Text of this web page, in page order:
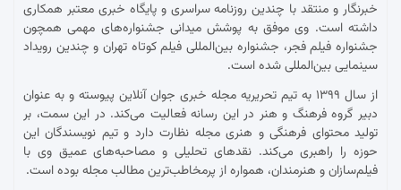
خبرنگار و منتقد با چندین روزنامه سراسری و پایگاه خبری معتبر همکاری
داشته است. وی موفق به پوشش میدانی جشنواره‌های مهمی همچون
جشنواره فیلم فجر، جشنواره بین‌المللی فیلم کوتاه تهران و چندین رویداد
سینمایی بین‌المللی شده است.
از سال ۱۳۹۹ به تیم تحریریه مجله خبری جوان آنلاین پیوسته و به عنوان
دبیر گروه فرهنگ و هنر در این رسانه فعالیت می‌کند. در این سمت، بر
تولید محتوای فرهنگی و هنری مجله نظارت دارد و تیم نویسندگان این
حوزه را راهبری می‌کند. نقدهای تحلیلی و مصاحبه‌های عمیق وی با
فیلم‌سازان و هنرمندان، همواره از پرمخاطب‌ترین مطالب مجله بوده است.